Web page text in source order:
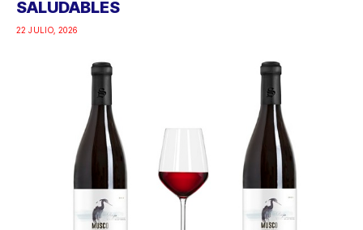
SALUDABLES
22 JULIO, 2026